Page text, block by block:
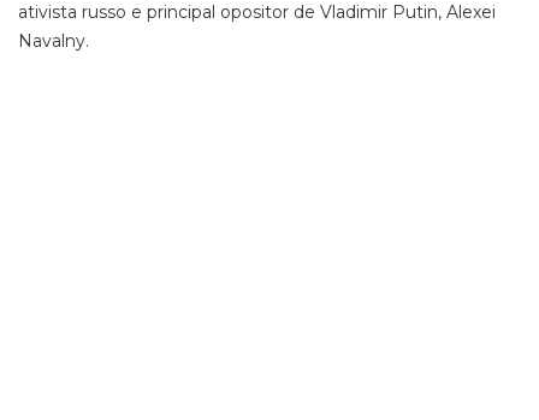
ativista russo e principal opositor de Vladimir Putin, Alexei
Navalny.